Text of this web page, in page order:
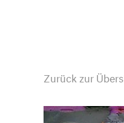
Zurück zur